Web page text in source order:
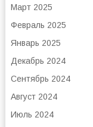
Март 2025
Февраль 2025
Январь 2025
Декабрь 2024
Сентябрь 2024
Август 2024
Июль 2024